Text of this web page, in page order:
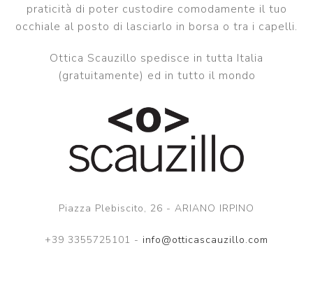
praticità di poter custodire comodamente il tuo
occhiale al posto di lasciarlo in borsa o tra i capelli.
Ottica Scauzillo spedisce in tutta Italia
(gratuitamente) ed in tutto il mondo
Piazza Plebiscito, 26 - ARIANO IRPINO
+39 3355725101 - info@otticascauzillo.com